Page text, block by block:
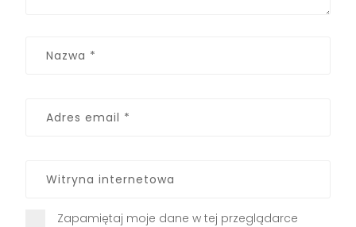
Zapamiętaj moje dane w tej przeglądarce